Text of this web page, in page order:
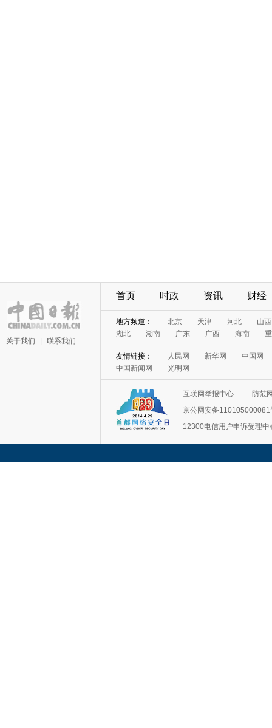
关于我们 联系我们
首页 时政 资讯 财经
地方频道： 北京 天津 河北
山西
湖北
湖南 广东 广西 海南
友情链接： 人民网 新华网
中国网
中国新闻网
光明网
互联网举报中心
防范
京公网安备110105000081
12300电信用户申诉受理中